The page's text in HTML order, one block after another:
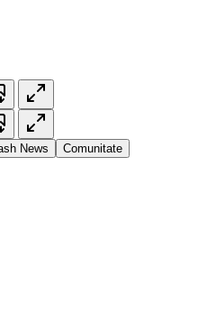
News Comunitate